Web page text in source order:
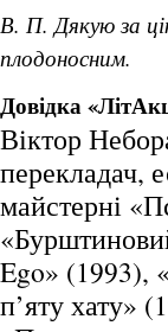
В. П. Дякую за
плодоносним.
Довідка
Віктор
перекладач,
майстерні
Ego» (1993),
п’яту хату»